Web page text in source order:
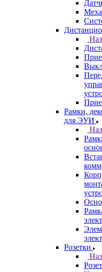
Рамки,
для ЭУИ
Розетки